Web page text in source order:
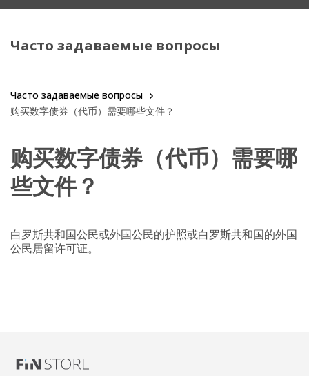
Часто задаваемые вопросы
Часто задаваемые вопросы
购买数字债券（代币）需要哪些文件？
购买数字债券（代币）需要哪
些文件？
白罗斯共和国公民或外国公民的护照或白罗斯共和国的外国
公民居留许可证。